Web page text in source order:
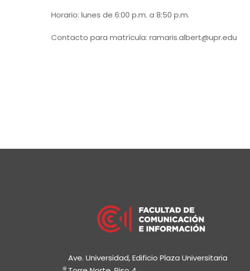
Horario: lunes de 6:00 p.m. a 8:50 p.m.
Contacto para matrícula: ramaris.albert@upr.edu
Ave. Universidad, Edificio Plaza Universitaria